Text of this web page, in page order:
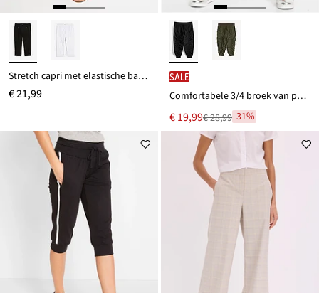
Stretch capri met elastische band van een viscosemix
€ 21,99
SALE
Comfortabele 3/4 broek van puur katoen
Nu
voor
€ 19,99
Van
€ 28,99
€ 28,99-31%